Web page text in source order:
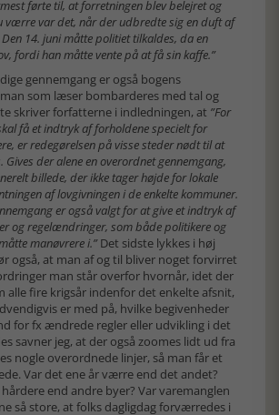
førte til, at forretningen blev belejret og
værre var det, når der udbredte sig en duft af
14. juni måtte politiet tilkaldes, da en
fordi han måtte vente på at få sin kaffe.”
gennemgang er også bogens
som læser bombarderes med tal og
skriver forfatterne i indledningen, at ”For
få et indtryk af forholdene specielt for
er redegørelsen på visse steder nødt til at
der alene en overordnet gennemgang,
billede, der ikke tager højde for lokale
af lovgivningen i de enkelte kommuner.
er også valgt for at give et indtryk af
og regelændringer, som både politikere og
manøvrere i.”Det sidste lykkes i høj
også, at man af og til bliver noget forvirret
man står overfor hvornår, idet der
alle fire krigsår indenfor det enkelte afsnit,
er med på, hvilke begivenheder
for fx ændrede regler eller udvikling i det
savner jeg, at der også zoomes lidt ud fra
nogle overordnede linjer, så man får et
Var det ene år værre end det andet?
end andre byer? Var varemanglen
så store, at folks dagligdag forværredes i